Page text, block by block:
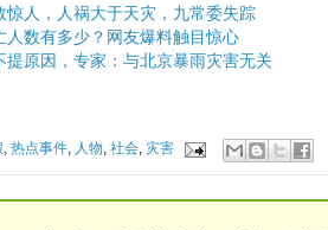
惊人，人祸大于天灾，九常委失踪
人数有多少？网友爆料触目惊心
提原因，专家：与北京暴雨灾害无关
,热点事件 人物 ,社会 灾害